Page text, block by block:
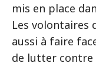
mis en place
Les volontaires
aussi à faire
de lutter contre